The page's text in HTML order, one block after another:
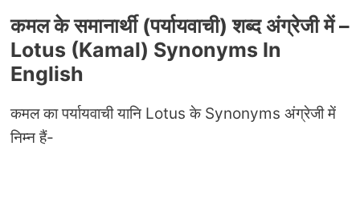
कमल के समानार्थी (पर्यायवाची) शब्द अंग्रेजी में –
Lotus (Kamal) Synonyms In
English
कमल का पर्यायवाची यानि Lotus के Synonyms अंग्रेजी में
निम्न हैं-